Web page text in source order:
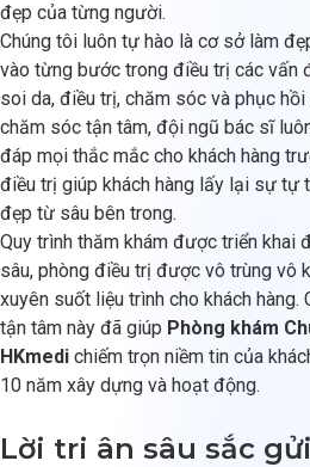
đẹp của từng người.
Chúng tôi luôn tự hào là cơ sở làm
vào từng bước trong điều trị các vấn
soi da, điều trị, chăm sóc và phục
chăm sóc tận tâm, đội ngũ bác sĩ
đáp mọi thắc mắc cho khách hàng
điều trị giúp khách hàng lấy lại sự tự
đẹp từ sâu bên trong.
Quy trình thăm khám được triển khai
sâu, phòng điều trị được vô trùng vô
xuyên suốt liệu trình cho khách hàng.
tận tâm này đã giúp Phòng khám
HKmedi chiếm trọn niềm tin của
10 năm xây dựng và hoạt động.
Lời tri ân sâu sắc